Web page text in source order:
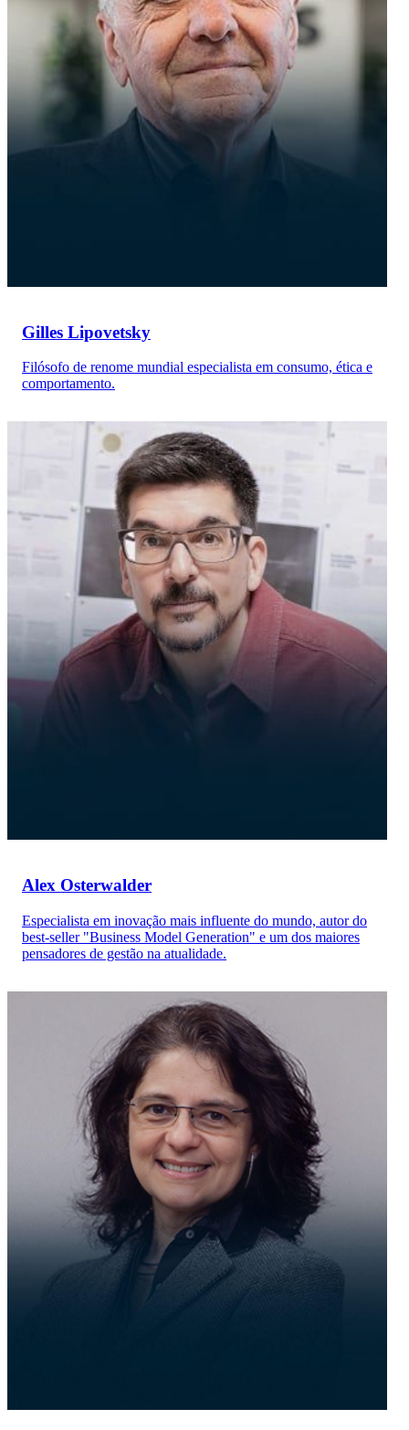
Gilles Lipovetsky
Filósofo de renome mundial especialista em consumo, ética e
comportamento.
Alex Osterwalder
Especialista em inovação mais influente do mundo, autor do
best-seller "Business Model Generation" e um dos maiores
pensadores de gestão na atualidade.